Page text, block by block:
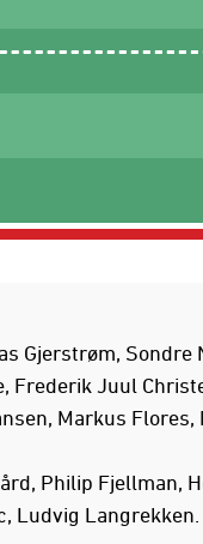
Gjerstrøm, Sondre
Frederik Juul
Markus Flores,
Philip Fjellman,
Ludvig Langrekken.